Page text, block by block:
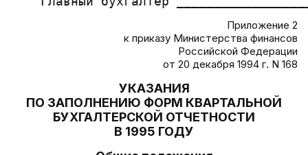
Приложение 2
к приказу Министерства финансов
Российской Федерации
от 20 декабря 1994 г. N 168
УКАЗАНИЯ
ПО ЗАПОЛНЕНИЮ ФОРМ КВАРТАЛЬНОЙ
БУХГАЛТЕРСКОЙ ОТЧЕТНОСТИ
В 1995 ГОДУ